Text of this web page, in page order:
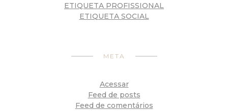
ETIQUETA PROFISSIONAL
ETIQUETA SOCIAL
META
Acessar
Feed de posts
Feed de comentários